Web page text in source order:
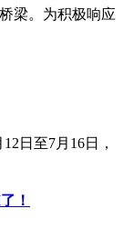
梁。为积极响应
日至7月16日，
！